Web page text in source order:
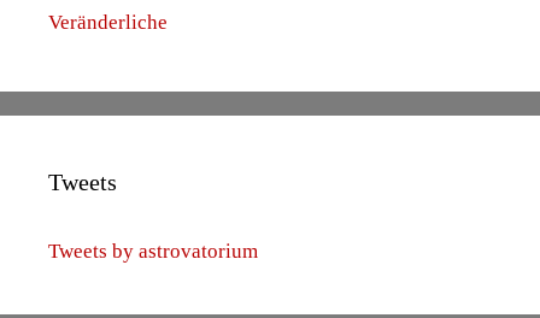
Veränderliche
Tweets
Tweets by astrovatorium